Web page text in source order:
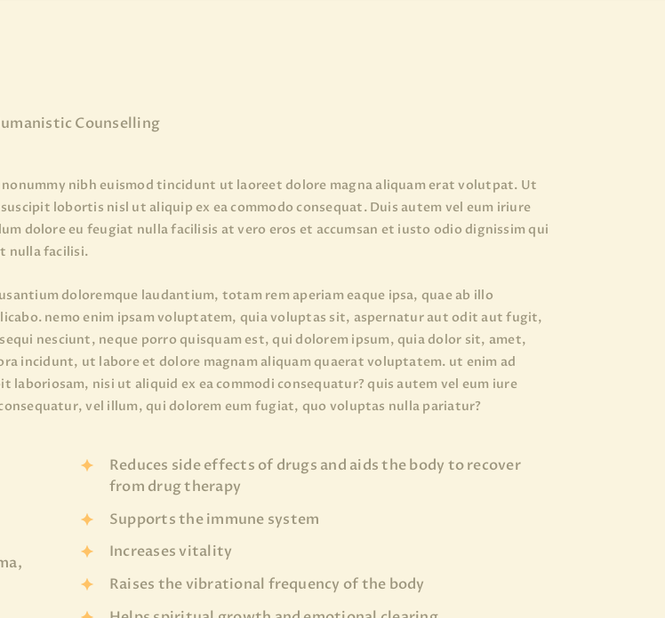
nibh euismod tincidunt ut laoreet dolore magna aliquam erat volutpat. Ut
lobortis nisl ut aliquip ex ea commodo consequat. Duis autem vel eum iriure
dolore eu feugiat nulla facilisis at vero eros et accumsan et iusto odio dignissim qui
nulla facilisi.
doloremque laudantium, totam rem aperiam eaque ipsa, quae ab illo
nemo enim ipsam voluptatem, quia voluptas sit, aspernatur aut odit aut fugit,
nesciunt, neque porro quisquam est, qui dolorem ipsum, quia dolor sit, amet,
incidunt, ut labore et dolore magnam aliquam quaerat voluptatem. ut enim ad
nisi ut aliquid ex ea commodi consequatur? quis autem vel eum iure
vel illum, qui dolorem eum fugiat, quo voluptas nulla pariatur?
Reduces side effects of drugs and aids the body to recover
from drug therapy
Supports the immune system
Increases vitality
Raises the vibrational frequency of the body